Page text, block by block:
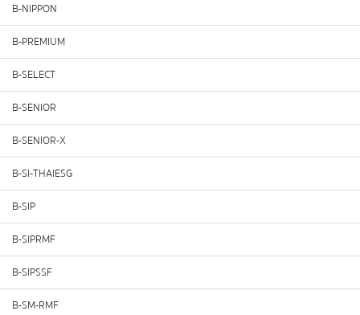
B-NIPPON
B-PREMIUM
B-SELECT
B-SENIOR
B-SENIOR-X
B-SI-THAIESG
B-SIP
B-SIPRMF
B-SIPSSF
B-SM-RMF